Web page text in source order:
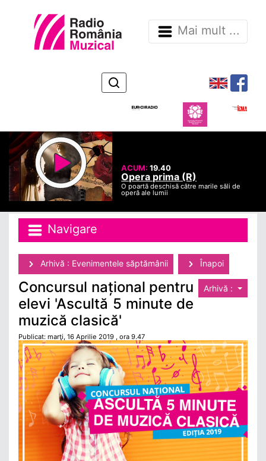
Mai mult ...
ACUM:19.40
Opera prima (R)
O poartă deschisă către marile săli de
operă ale lumii
Navigare
Arhivă : Evenimentele săptămânii Înapoi
Arhivă :
Concursul național pentru
elevi 'Ascultă 5 minute de
muzică clasică'
Publicat: marţi, 16 Aprilie 2019 , ora 9.47